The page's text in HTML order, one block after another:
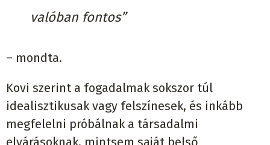
valóban fontos”
– mondta.
Kovi szerint a fogadalmak sokszor túl
idealisztikusak vagy felszínesek, és inkább
megfelelni próbálnak a társadalmi
elvárásoknak, mintsem saját belső